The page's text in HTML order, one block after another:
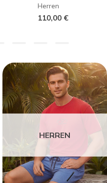
Herren
110,00 €
HERREN